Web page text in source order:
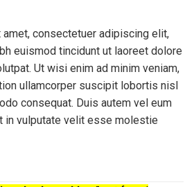
consectetuer adipiscing elit,
euismod tincidunt ut laoreet dolore
Ut wisi enim ad minim veniam,
ullamcorper suscipit lobortis nisl
consequat. Duis autem vel eum
in vulputate velit esse molestie